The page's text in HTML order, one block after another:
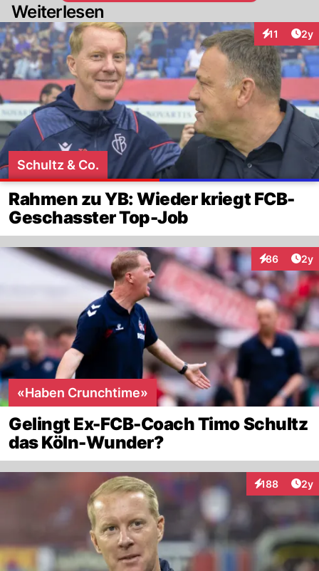
Weiterlesen
11 2y
Schultz & Co.
Rahmen zu YB: Wieder kriegt FCB-
Geschasster Top-Job
86
Interaktionen
2y
«Haben Crunchtime»
Gelingt Ex-FCB-Coach Timo Schultz
das Köln-Wunder?
188
Interaktionen
2y